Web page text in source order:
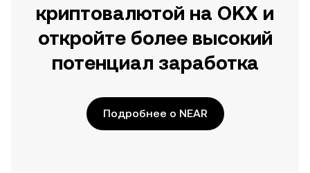
криптовалютой на OKX и
откройте более высокий
потенциал заработка
Подробнее о NEAR